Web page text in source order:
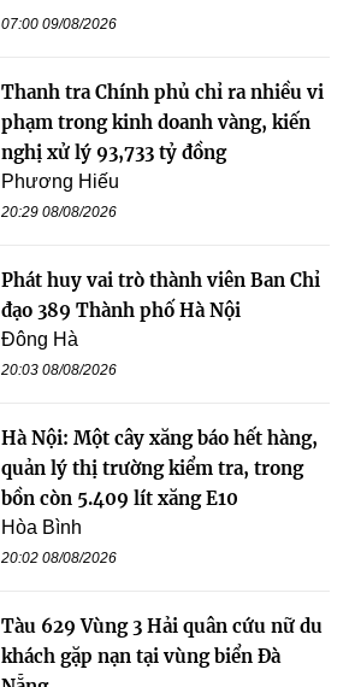
07:00 09/08/2026
Thanh tra Chính phủ chỉ ra nhiều vi
phạm trong kinh doanh vàng, kiến
nghị xử lý 93,733 tỷ đồng
Phương Hiếu
20:29 08/08/2026
Phát huy vai trò thành viên Ban Chỉ
đạo 389 Thành phố Hà Nội
Đông Hà
20:03 08/08/2026
Hà Nội: Một cây xăng báo hết hàng,
quản lý thị trường kiểm tra, trong
bồn còn 5.409 lít xăng E10
Hòa Bình
20:02 08/08/2026
Tàu 629 Vùng 3 Hải quân cứu nữ du
khách gặp nạn tại vùng biển Đà